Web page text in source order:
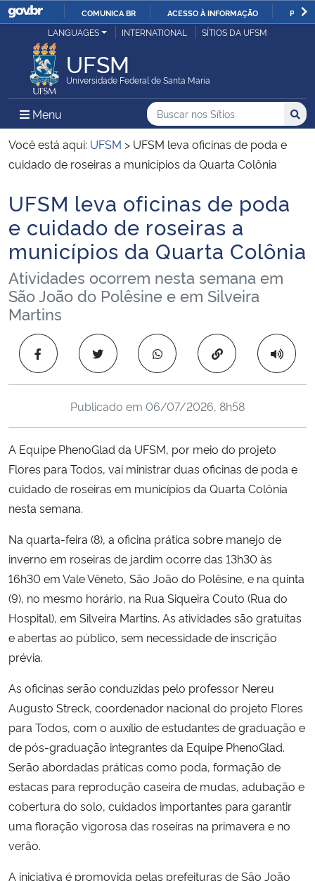
IR
COMUNICA BR ACESSO À INFORMAÇÃO
Ministério da Justiça e Segurança Pública
Ministério da Defesa
Ministério das Relações Exteriores
Ministério da Infraestrutura
Ministério da Agricultura, Pecuária e Abastecimento
Ministério da Educação
Ministério da Saúde
Ministério de Minas e Energia
Ministério do Meio Ambiente
Ministério do Turismo
Ministério do Desenvolvimento Regional
Controladoria-Geral da União
Ministério da Mulher, da Família e dos Direitos Humanos
Secretaria-Geral
Gabinete de Segurança Institucional
Advocacia-Geral da União
Banco Central do Brasil
Planalto
LANGUAGES INTERNATIONAL SÍTIOS DA UFSM
UFSM
Universidade Federal de Santa Maria
Menu Menu Principal do Sítio
Busca
Buscar no nos Sítios
Busca:
Você está aqui: UFSM > UFSM leva oficinas de poda e
cuidado de roseiras a municípios da Quarta Colônia
Início do conteúdo
UFSM leva oficinas de poda
e cuidado de roseiras a
municípios da Quarta Colônia
Atividades ocorrem nesta semana em
São João do Polêsine e em Silveira
Martins
Copiar para área
Publicado em 06/07/2026, 8h58
A Equipe PhenoGlad da UFSM, por meio do projeto
Flores para Todos, vai ministrar duas oficinas de poda e
cuidado de roseiras em municípios da Quarta Colônia
nesta semana.
Na quarta-feira (8), a oficina prática sobre manejo de
inverno em roseiras de jardim ocorre das 13h30 às
16h30 em Vale Vêneto, São João do Polêsine, e na quinta
(9), no mesmo horário, na Rua Siqueira Couto (Rua do
Hospital), em Silveira Martins. As atividades são gratuitas
e abertas ao público, sem necessidade de inscrição
prévia.
As oficinas serão conduzidas pelo professor Nereu
Augusto Streck, coordenador nacional do projeto Flores
para Todos, com o auxílio de estudantes de graduação e
de pós-graduação integrantes da Equipe PhenoGlad.
Serão abordadas práticas como poda, formação de
estacas para reprodução caseira de mudas, adubação e
cobertura do solo, cuidados importantes para garantir
uma floração vigorosa das roseiras na primavera e no
verão.
A iniciativa é promovida pelas prefeituras de São João